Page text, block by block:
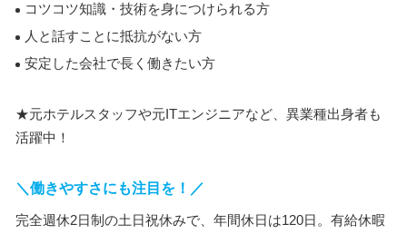
コツコツ知識・技術を身につけられる方
人と話すことに抵抗がない方
安定した会社で長く働きたい方
★元ホテルスタッフや元ITエンジニアなど、異業種出身者も
活躍中！
＼働きやすさにも注目を！／
完全週休2日制の土日祝休みで、年間休日は120日。有給休暇